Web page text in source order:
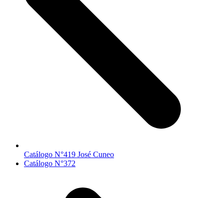
Catálogo N°419 José Cuneo
next
Catálogo N°372